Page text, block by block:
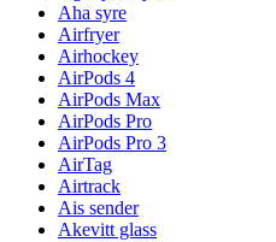
Aha syre
Airfryer
Airhockey
AirPods 4
AirPods Max
AirPods Pro
AirPods Pro 3
AirTag
Airtrack
Ais sender
Akevitt glass